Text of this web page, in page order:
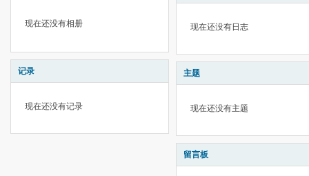
现在还没有相册
记录
现在还没有记录
现在还没有日志
主题
现在还没有主题
留言板